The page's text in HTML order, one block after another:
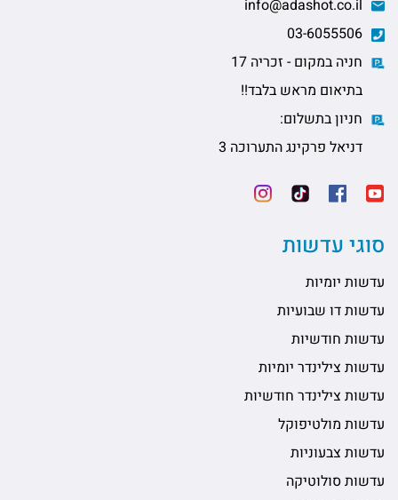
חניה במקום - זכריה 17
בתיאום מראש בלבד!!
חניון בתשלום:
דניאל פרקינג התערוכה 3
סוגי עדשות
עדשות יומיות
עדשות דו שבועיות
עדשות חודשיות
עדשות צילינדר יומיות
עדשות צילינדר חודשיות
עדשות מולטיפוקל
עדשות צבעוניות
עדשות סולוטיקה